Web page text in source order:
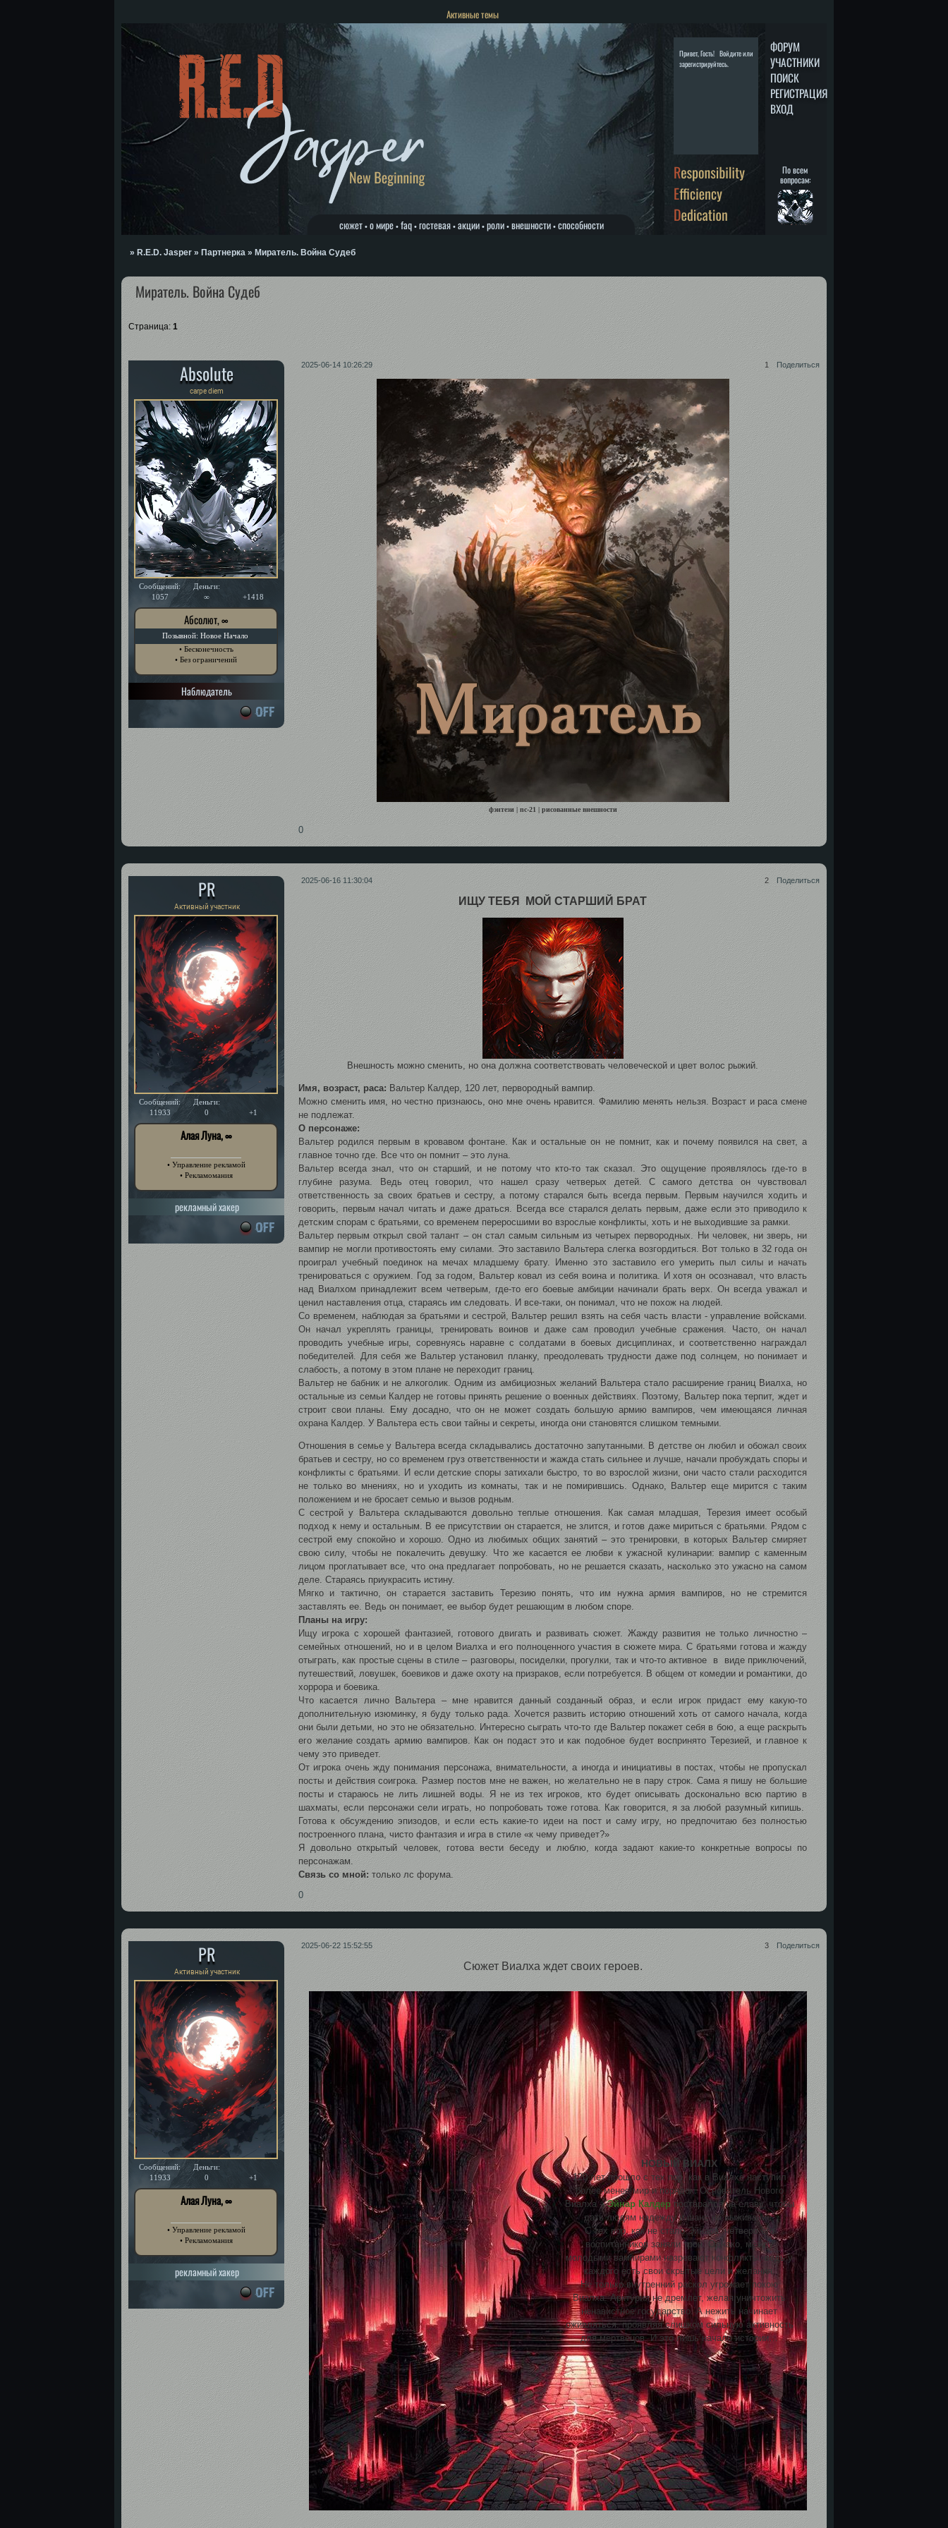
сюжет• о мире• faq• гостевая• акции• роли• внешности• способности
По всем
вопросам:
Активные темы
Привет, Гость! Войдитеили
зарегистрируйтесь.
» R.E.D. Jasper » Партнерка » Миратель. Война Судеб
Миратель. Война Судеб
Страница: 1
Поделиться
1
2025-06-14 10:26:29
Absolute
carpe diem
Сообщений:
1057
Деньги:
∞
+1418
Абсолют, ∞
• Бесконечность
• Без ограничений
Позывной: Новое Начало
Наблюдатель
фэнтези | nc-21 | рисованные внешности
0
Поделиться
2
2025-06-16 11:30:04
PR
Активный участник
Сообщений:
11933
Деньги:
0
+1
Алая Луна, ∞
• Управление рекламой
• Рекламомания
рекламный хакер
ИЩУ ТЕБЯ МОЙ СТАРШИЙ БРАТ
Внешность можно сменить, но она должна соответствовать человеческой и цвет волос рыжий.
Имя, возраст, раса: Вальтер Калдер, 120 лет, первородный вампир.
Можно сменить имя, но честно признаюсь, оно мне очень нравится. Фамилию менять нельзя. Возраст и раса смене
не подлежат.
О персонаже:
Вальтер родился первым в кровавом фонтане. Как и остальные он не помнит, как и почему появился на свет, а
главное точно где. Все что он помнит – это луна.
Вальтер всегда знал, что он старший, и не потому что кто-то так сказал. Это ощущение проявлялось где-то в
глубине разума. Ведь отец говорил, что нашел сразу четверых детей. С самого детства он чувствовал
ответственность за своих братьев и сестру, а потому старался быть всегда первым. Первым научился ходить и
говорить, первым начал читать и даже драться. Всегда все старался делать первым, даже если это приводило к
детским спорам с братьями, со временем переросшими во взрослые конфликты, хоть и не выходившие за рамки.
Вальтер первым открыл свой талант – он стал самым сильным из четырех первородных. Ни человек, ни зверь, ни
вампир не могли противостоять ему силами. Это заставило Вальтера слегка возгордиться. Вот только в 32 года он
проиграл учебный поединок на мечах младшему брату. Именно это заставило его умерить пыл силы и начать
тренироваться с оружием. Год за годом, Вальтер ковал из себя воина и политика. И хотя он осознавал, что власть
над Виалхом принадлежит всем четверым, где-то его боевые амбиции начинали брать верх. Он всегда уважал и
ценил наставления отца, стараясь им следовать. И все-таки, он понимал, что не похож на людей.
Со временем, наблюдая за братьями и сестрой, Вальтер решил взять на себя часть власти - управление войсками.
Он начал укреплять границы, тренировать воинов и даже сам проводил учебные сражения. Часто, он начал
проводить учебные игры, соревнуясь наравне с солдатами в боевых дисциплинах, и соответственно награждал
победителей. Для себя же Вальтер установил планку, преодолевать трудности даже под солнцем, но понимает и
слабость, а потому в этом плане не переходит границ.
Вальтер не бабник и не алкоголик. Одним из амбициозных желаний Вальтера стало расширение границ Виалха, но
остальные из семьи Калдер не готовы принять решение о военных действиях. Поэтому, Вальтер пока терпит, ждет и
строит свои планы. Ему досадно, что он не может создать большую армию вампиров, чем имеющаяся личная
охрана Калдер. У Вальтера есть свои тайны и секреты, иногда они становятся слишком темными.
Отношения в семье у Вальтера всегда складывались достаточно запутанными. В детстве он любил и обожал своих
братьев и сестру, но со временем груз ответственности и жажда стать сильнее и лучше, начали пробуждать споры и
конфликты с братьями. И если детские споры затихали быстро, то во взрослой жизни, они часто стали расходится
не только во мнениях, но и уходить из комнаты, так и не помирившись. Однако, Вальтер еще мирится с таким
положением и не бросает семью и вызов родным.
С сестрой у Вальтера складываются довольно теплые отношения. Как самая младшая, Терезия имеет особый
подход к нему и остальным. В ее присутствии он старается, не злится, и готов даже мириться с братьями. Рядом с
сестрой ему спокойно и хорошо. Одно из любимых общих занятий – это тренировки, в которых Вальтер смиряет
свою силу, чтобы не покалечить девушку. Что же касается ее любви к ужасной кулинарии: вампир с каменным
лицом проглатывает все, что она предлагает попробовать, но не решается сказать, насколько это ужасно на самом
деле. Стараясь приукрасить истину.
Мягко и тактично, он старается заставить Терезию понять, что им нужна армия вампиров, но не стремится
заставлять ее. Ведь он понимает, ее выбор будет решающим в любом споре.
Планы на игру:
Ищу игрока с хорошей фантазией, готового двигать и развивать сюжет. Жажду развития не только личностно –
семейных отношений, но и в целом Виалха и его полноценного участия в сюжете мира. С братьями готова и жажду
отыграть, как простые сцены в стиле – разговоры, посиделки, прогулки, так и что-то активное в виде приключений,
путешествий, ловушек, боевиков и даже охоту на призраков, если потребуется. В общем от комедии и романтики, до
хоррора и боевика.
Что касается лично Вальтера – мне нравится данный созданный образ, и если игрок придаст ему какую-то
дополнительную изюминку, я буду только рада. Хочется развить историю отношений хоть от самого начала, когда
они были детьми, но это не обязательно. Интересно сыграть что-то где Вальтер покажет себя в бою, а еще раскрыть
его желание создать армию вампиров. Как он подаст это и как подобное будет воспринято Терезией, и главное к
чему это приведет.
От игрока очень жду понимания персонажа, внимательности, а иногда и инициативы в постах, чтобы не пропускал
посты и действия соигрока. Размер постов мне не важен, но желательно не в пару строк. Сама я пишу не большие
посты и стараюсь не лить лишней воды. Я не из тех игроков, кто будет описывать досконально всю партию в
шахматы, если персонажи сели играть, но попробовать тоже готова. Как говорится, я за любой разумный кипишь.
Готова к обсуждению эпизодов, и если есть какие-то идеи на пост и саму игру, но предпочитаю без полностью
построенного плана, чисто фантазия и игра в стиле «к чему приведет?»
Я довольно открытый человек, готова вести беседу и люблю, когда задают какие-то конкретные вопросы по
персонажам.
Связь со мной:только лс форума.
0
Поделиться
3
2025-06-22 15:52:55
PR
Активный участник
Сообщений:
11933
Деньги:
0
+1
Алая Луна, ∞
• Управление рекламой
• Рекламомания
рекламный хакер
Сюжет Виалха ждет своих героев.
НОВЫЙ ВИАЛХ
120 лет прошло с тех пор, как в Виалхе наступил
более-менее мир и порядок. Основатель Нового
Виалха –Эйнар Калдерпостарался на славу, чтобы
дать людям надежду и шанс на выживание.
С тех пор, как не стало Эйнара, четверо его
воспитанников заняли трон. Однако, между
молодыми вампирами назревают конфликты, ведь у
каждого есть свои скрытые цели и желания.
Не только внутренний раскол угрожает покою
Виалха. Арктурия не дремлет, желая уничтожить
ненавистное государство. А нежить начинает
оживляться, проявляя слишком сильную активность
для мертвецов. И это лишь начало истории…